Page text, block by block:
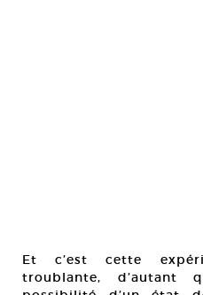
Et c’est cette
troublante, d’autant